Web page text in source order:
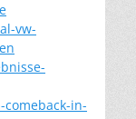
vw-
comeback-in-